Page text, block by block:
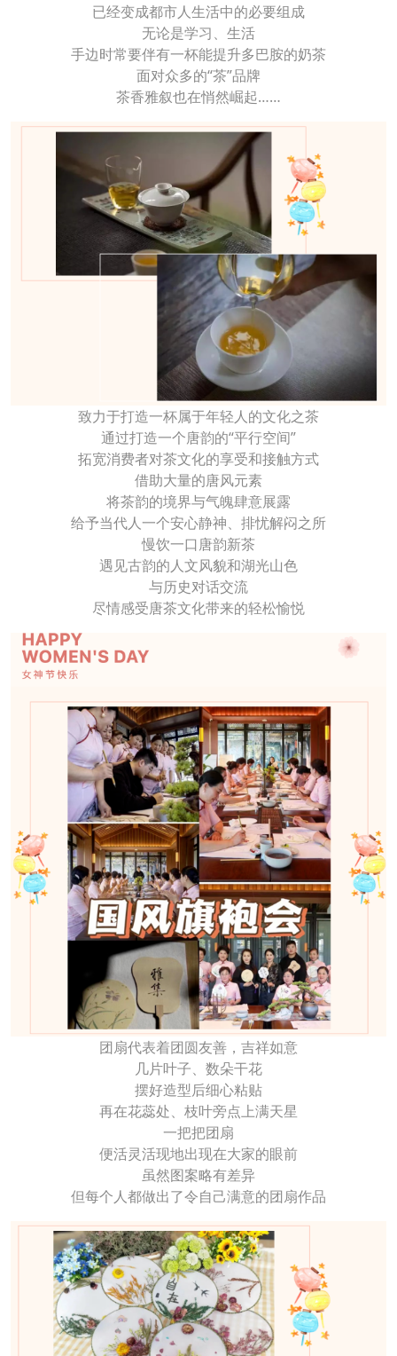
已经变成都市人生活中的必要组成
无论是学习、生活
手边时常要伴有一杯能提升多巴胺的奶茶
面对众多的“茶”品牌
茶香雅叙也在悄然崛起……
致力于打造一杯属于年轻人的文化之茶
通过打造一个唐韵的“平行空间”
拓宽消费者对茶文化的享受和接触方式
借助大量的唐风元素
将茶韵的境界与气魄肆意展露
给予当代人一个安心静神、排忧解闷之所
慢饮一口唐韵新茶
遇见古韵的人文风貌和湖光山色
与历史对话交流
尽情感受唐茶文化带来的轻松愉悦
团扇代表着团圆友善，吉祥如意
几片叶子、数朵干花
摆好造型后细心粘贴
再在花蕊处、枝叶旁点上满天星
一把把团扇
便活灵活现地出现在大家的眼前
虽然图案略有差异
但每个人都做出了令自己满意的团扇作品